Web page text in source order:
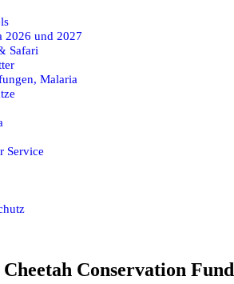
2026 und 2027
Safari
Malaria
Service
Conservation Fund